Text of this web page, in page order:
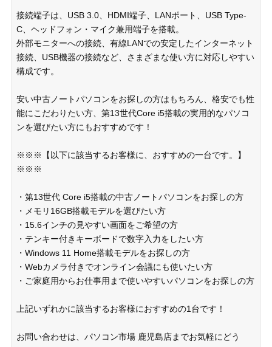
接続端子は、USB 3.0、HDMI端子、LANポート、USB Type-
C、ヘッドフォン・マイク兼用端子を搭載。
外部モニターへの接続、有線LANでの安定したインターネット
接続、USB機器の接続など、さまざまな使い方に対応しやすい
構成です。
安い中古ノートパソコンをお探しの方はもちろん、格安でも性
能にこだわりたい方、第13世代Core i5搭載の実用的なパソコ
ンを選びたい方にもおすすめです！
※※※【以下に該当するお客様に、おすすめの一台です。】
※※※
・第13世代 Core i5搭載の中古ノートパソコンをお探しの方
・メモリ16GB搭載モデルを選びたい方
・15.6インチの見やすい画面をご希望の方
・テンキー付きキーボードで数字入力をしたい方
・Windows 11 Home搭載モデルをお探しの方
・Webカメラ付きでオンライン会議にも使いたい方
・ご家庭用からお仕事用まで使いやすいパソコンをお探しの方
上記いずれかに該当するお客様におすすめの1台です！
お問い合わせは、パソコン市場 鹿児島店までお気軽にどう